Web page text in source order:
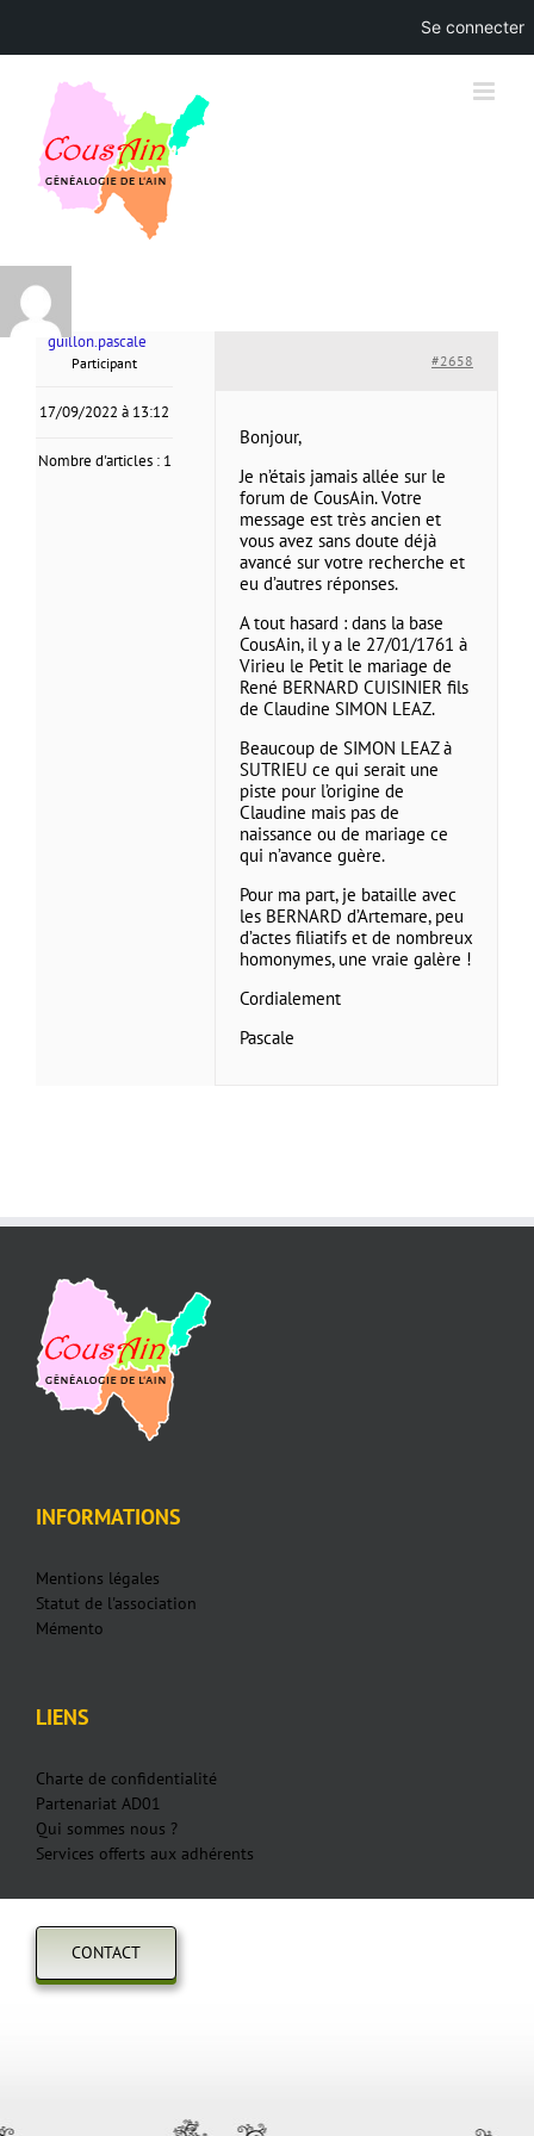
content
guillon.pascale
Participant
17/09/2022 à 13:12
Nombre d'articles : 1
#2658
Bonjour,
Je n’étais jamais allée sur le
forum de CousAin. Votre
message est très ancien et
vous avez sans doute déjà
avancé sur votre recherche et
eu d’autres réponses.
A tout hasard : dans la base
CousAin, il y a le 27/01/1761 à
Virieu le Petit le mariage de
René BERNARD CUISINIER fils
de Claudine SIMON LEAZ.
Beaucoup de SIMON LEAZ à
SUTRIEU ce qui serait une
piste pour l’origine de
Claudine mais pas de
naissance ou de mariage ce
qui n’avance guère.
Pour ma part, je bataille avec
les BERNARD d’Artemare, peu
d’actes filiatifs et de nombreux
homonymes, une vraie galère !
Cordialement
Pascale
INFORMATIONS
Mentions légales
Statut de l'association
Mémento
LIENS
Charte de confidentialité
Partenariat AD01
Qui sommes nous ?
Services offerts aux adhérents
CONTACT
Se connecter